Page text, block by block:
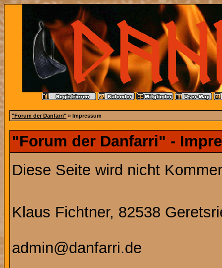
"Forum der Danfarri" » Impressum
"Forum der Danfarri" -
Diese Seite wird nicht
Klaus Fichtner, 82538
admin@danfarri.de